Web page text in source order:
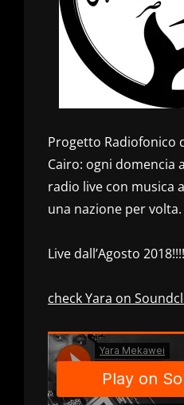
Progetto Radiofonico
Cairo: ogni domencia
radio live con musica
una nazione per volta.
Live dall’Agosto 2018!!!!
check Yara on